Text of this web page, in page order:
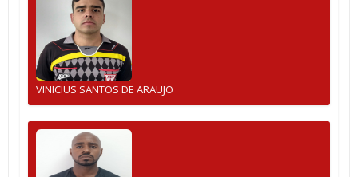
VINICIUS SANTOS DE ARAUJO